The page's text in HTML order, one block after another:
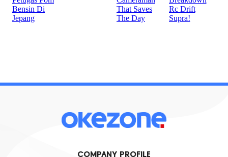
COMPANY PROFILE